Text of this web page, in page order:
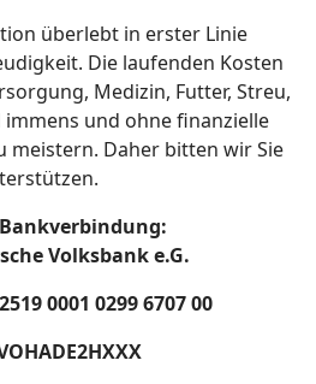
überlebt in erster Linie
Die laufenden Kosten
Medizin, Futter, Streu,
und ohne finanzielle
meistern. Daher bitten wir Sie
Volksbank e.G.
0001 0299 6707 00